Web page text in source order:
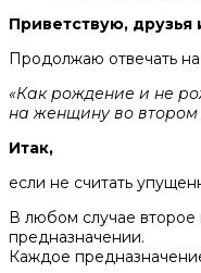
Приветствую, друзья
Продолжаю отвечать
«Как рождение и не
на женщину во втором
Итак,
если не считать
В любом случае второе
предназначении.
Каждое